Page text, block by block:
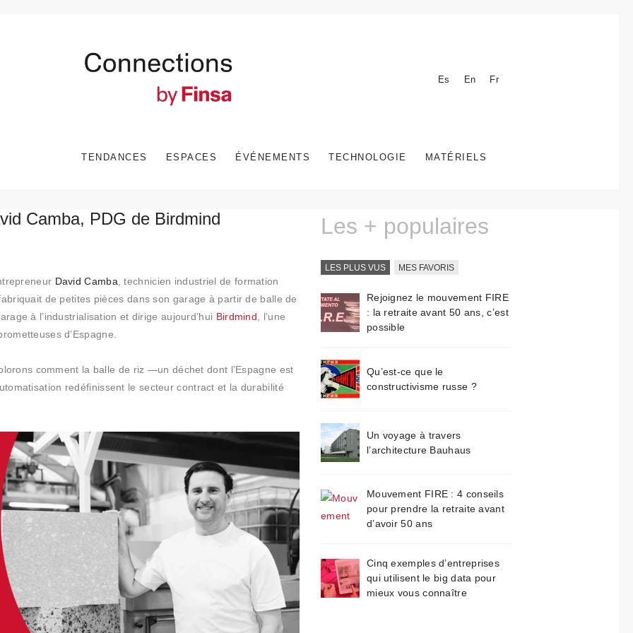
Es En Fr
TENDANCES ESPACES ÉVÉNEMENTS TECHNOLOGIE MATÉRIELS
Camba, PDG de Birdmind
David Camba , technicien industriel de formation
de petites pièces dans son garage à partir de balle de
à l’industrialisation et dirige aujourd’hui Birdmind , l’une
d’Espagne.
comment la balle de riz —un déchet dont l’Espagne est
redéfinissent le secteur contract et la durabilité
Les + populaires
LES PLUS VUS MES FAVORIS
Rejoignez le mouvement FIRE
: la retraite avant 50 ans, c’est
possible
Qu’est-ce que le
constructivisme russe ?
Un voyage à travers
l’architecture Bauhaus
Mouvement FIRE : 4 conseils
pour prendre la retraite avant
d’avoir 50 ans
Cinq exemples d’entreprises
qui utilisent le big data pour
mieux vous connaître